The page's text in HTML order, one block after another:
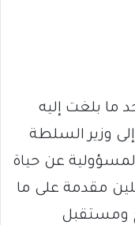
ما بلغت إليه
إلى وزير السلطة
عن حياة
مقدمة على ما
ومستقبل